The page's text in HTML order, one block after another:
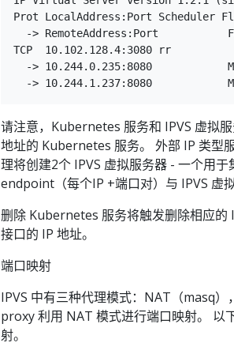
Prot LocalAddress:Port Scheduler
-> RemoteAddress:Port
TCP  10.102.128.4:3080 rr
-> 10.244.0.235:8080
请注意，Kubernetes 服务和 IPVS 虚拟
地址的 Kubernetes 服务。 外部 IP 类型
理将创建2个 IPVS 虚拟服务器 - 一个用
endpoint（每个IP +端口对）与 IPVS 虚
删除 Kubernetes 服务将触发删除相应的
接口的 IP 地址。
端口映射
IPVS 中有三种代理模式：NAT（masq
proxy 利用 NAT 模式进行端口映射。 以
射。